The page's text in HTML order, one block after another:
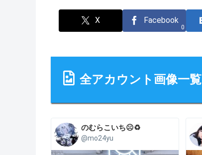
X Facebook
0
全アカウント画像一覧
のむらこいち☹️♻️
@mo24yu